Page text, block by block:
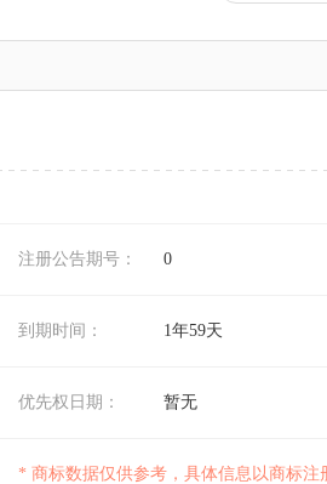
注册公告期号： 0
到期时间： 1年59天
优先权日期： 暂无
* 商标数据仅供参考，具体信息以商标注